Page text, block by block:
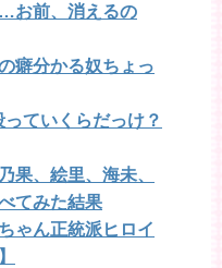
…お前、消えるの
癖分かる奴ちょっ
っていくらだっけ？
果、絵里、海未、
てみた結果
ゃん正統派ヒロイ